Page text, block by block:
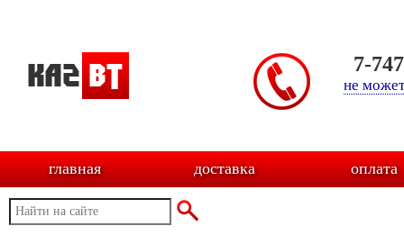
7-
не
главная доставка оплата